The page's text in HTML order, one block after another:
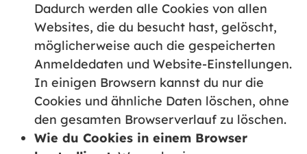
Dadurch werden alle Cookies von allen
Websites, die du besucht hast, gelöscht,
möglicherweise auch die gespeicherten
Anmeldedaten und Website-Einstellungen.
In einigen Browsern kannst du nur die
Cookies und ähnliche Daten löschen, ohne
den gesamten Browserverlauf zu löschen.
Wie du Cookies in einem Browser